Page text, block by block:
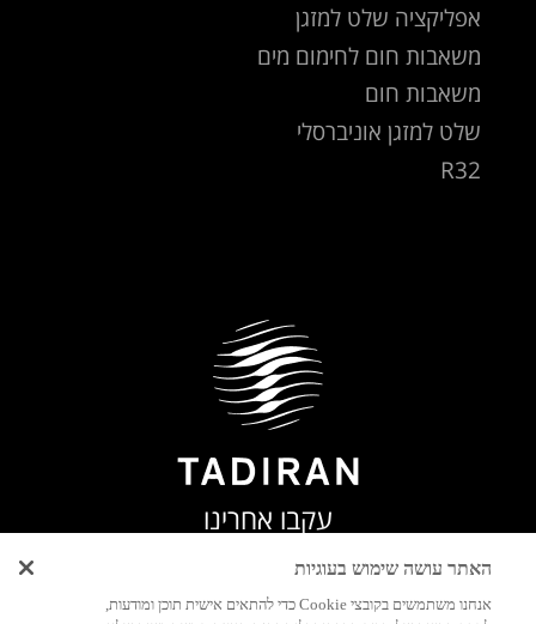
אפליקציה שלט למזגן
משאבות חום לחימום מים
משאבות חום
שלט למזגן אוניברסלי
R32
עקבו אחרינו
האתר עושה שימוש בעוגיות
אנחנו משתמשים בקובצי Cookie כדי להתאים אישית תוכן ומודעות,